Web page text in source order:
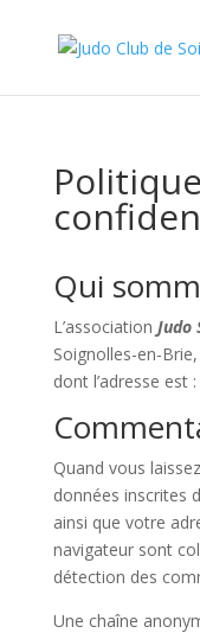
Qui
L’association Judo
Soignolles-en-
dont l’adresse est
Quand vous
données inscrites
ainsi que votre
navigateur sont
détection des
Une chaîne